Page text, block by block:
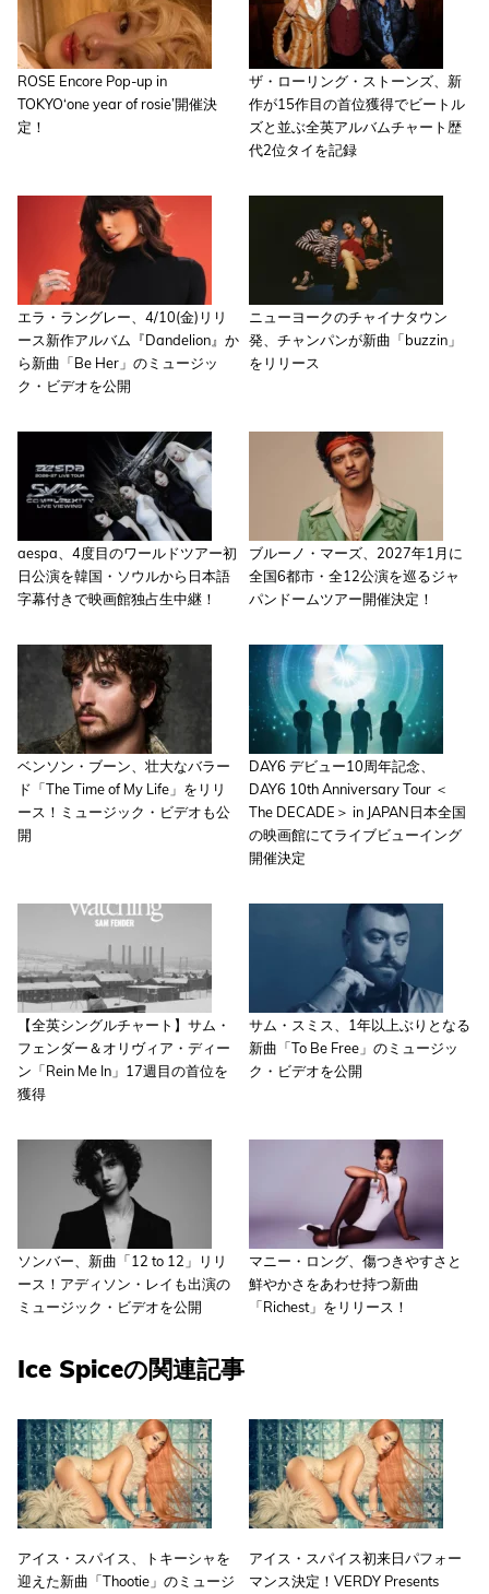
ROSE Encore Pop-up in
TOKYO‘one year of rosie’開催決
定！
ザ・ローリング・ストーンズ、新
作が15作目の首位獲得でビートル
ズと並ぶ全英アルバムチャート歴
代2位タイを記録
エラ・ラングレー、4/10(金)リリ
ース新作アルバム『Dandelion』か
ら新曲「Be Her」のミュージッ
ク・ビデオを公開
ニューヨークのチャイナタウン
発、チャンパンが新曲「buzzin」
をリリース
aespa、4度目のワールドツアー初
日公演を韓国・ソウルから日本語
字幕付きで映画館独占生中継！
ブルーノ・マーズ、2027年1月に
全国6都市・全12公演を巡るジャ
パンドームツアー開催決定！
ベンソン・ブーン、壮大なバラー
ド「The Time of My Life」をリリ
ース！ミュージック・ビデオも公
開
DAY6 デビュー10周年記念、
DAY6 10th Anniversary Tour ＜
The DECADE＞ in JAPAN日本全国
の映画館にてライブビューイング
開催決定
【全英シングルチャート】サム・
フェンダー＆オリヴィア・ディー
ン「Rein Me In」17週目の首位を
獲得
サム・スミス、1年以上ぶりとなる
新曲「To Be Free」のミュージッ
ク・ビデオを公開
ソンバー、新曲「12 to 12」リリ
ース！アディソン・レイも出演の
ミュージック・ビデオを公開
マニー・ロング、傷つきやすさと
鮮やかさをあわせ持つ新曲
「Richest」をリリース！
Ice Spiceの関連記事
アイス・スパイス、トキーシャを
迎えた新曲「Thootie」のミュージ
アイス・スパイス初来日パフォー
マンス決定！VERDY Presents